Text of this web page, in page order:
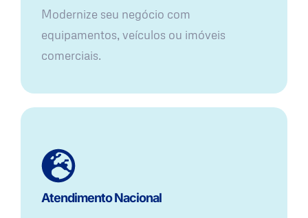
Modernize seu negócio com
equipamentos, veículos ou imóveis
comerciais.
Atendimento Nacional